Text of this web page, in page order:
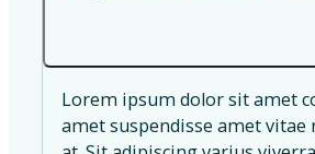
Lorem ipsum dolor sit amet
amet suspendisse amet